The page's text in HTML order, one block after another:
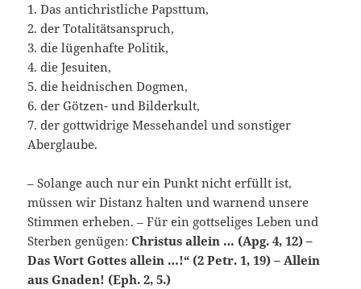
1. Das antichristliche Papsttum,
2. der Totalitätsanspruch,
3. die lügenhafte Politik,
4. die Jesuiten,
5. die heidnischen Dogmen,
6. der Götzen- und Bilderkult,
7. der gottwidrige Messehandel und sonstiger
Aberglaube.
– Solange auch nur ein Punkt nicht erfüllt ist,
müssen wir Distanz halten und warnend unsere
Stimmen erheben. – Für ein gottseliges Leben und
Sterben genügen: Christus allein … (Apg. 4, 12) –
Das Wort Gottes allein …!“ (2 Petr. 1, 19) – Allein
aus Gnaden! (Eph. 2, 5.)